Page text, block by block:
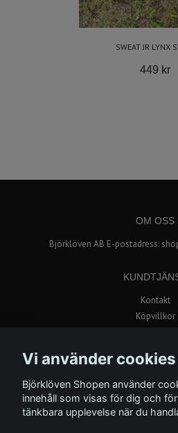
SWEAT JR LYNX
449 kr
OM OSS
Björklöven AB E-postadress:
Kontakt
Köpvillkor
Vi använder cookies
Björklöven Shopen använder
innehåll som visas för dig och
tänkbara upplevelse när du